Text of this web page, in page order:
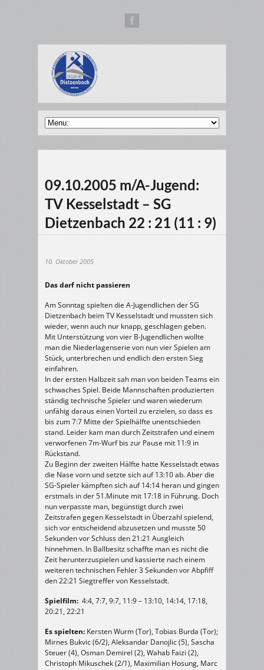
09.10.2005 m/A-Jugend:
TV Kesselstadt – SG
Dietzenbach 22 : 21 (11 : 9)
10. Oktober 2005
Das darf nicht passieren
Am Sonntag spielten die A-Jugendlichen der SG
Dietzenbach beim TV Kesselstadt und mussten sich
wieder, wenn auch nur knapp, geschlagen geben.
Mit Unterstützung von vier B-Jugendlichen wollte
man die Niederlagenserie von nun vier Spielen am
Stück, unterbrechen und endlich den ersten Sieg
einfahren.
In der ersten Halbzeit sah man von beiden Teams ein
schwaches Spiel. Beide Mannschaften produzierten
ständig technische Spieler und waren wiederum
unfähig daraus einen Vorteil zu erzielen, so dass es
bis zum 7:7 Mitte der Spielhälfte unentschieden
stand. Leider kam man durch Zeitstrafen und einem
verworfenen 7m-Wurf bis zur Pause mit 11:9 in
Rückstand.
Zu Beginn der zweiten Hälfte hatte Kesselstadt etwas
die Nase vorn und setzte sich auf 13:10 ab. Aber die
SG-Spieler kämpften sich auf 14:14 heran und gingen
erstmals in der 51.Minute mit 17:18 in Führung. Doch
nun verpasste man, begünstigt durch zwei
Zeitstrafen gegen Kesselstadt in Überzahl spielend,
sich vor entscheidend abzusetzen und musste 50
Sekunden vor Schluss den 21:21 Ausgleich
hinnehmen. In Ballbesitz schaffte man es nicht die
Zeit herunterzuspielen und kassierte nach einem
weiteren technischen Fehler 3 Sekunden vor Abpfiff
den 22:21 Siegtreffer von Kesselstadt.
Spielfilm: 4:4, 7:7, 9:7, 11:9 – 13:10, 14:14, 17:18,
20:21, 22:21
Es spielten: Kersten Wurm (Tor), Tobias Burda (Tor);
Mirnes Bukvic (6/2), Aleksandar Danojlic (5), Sascha
Steuer (4), Osman Demirel (2), Wahab Faizi (2),
Christoph Mikuschek (2/1), Maximilian Hosung, Marc